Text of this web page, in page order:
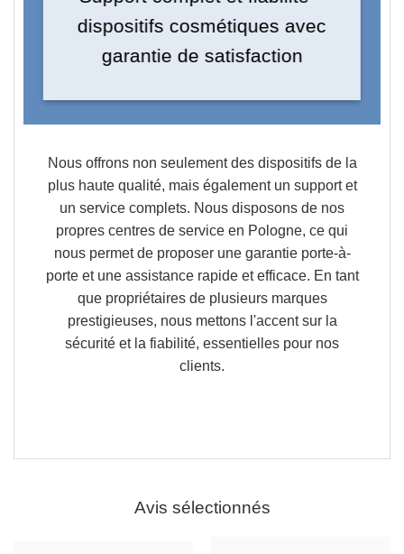
dispositifs cosmétiques avec
garantie de satisfaction
Nous offrons non seulement des dispositifs de la
plus haute qualité, mais également un support et
un service complets. Nous disposons de nos
propres centres de service en Pologne, ce qui
nous permet de proposer une garantie porte-à-
porte et une assistance rapide et efficace. En tant
que propriétaires de plusieurs marques
prestigieuses, nous mettons l'accent sur la
sécurité et la fiabilité, essentielles pour nos
clients.
Avis sélectionnés